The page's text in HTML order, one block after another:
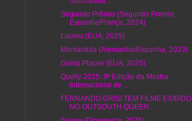
Segundo Prêmio (Segundo Premio,
Espanha/França, 2024)
Loulou (EUA, 2025)
Mamántula (Alemanha/Espanha, 2023)
Going Places (EUA, 2025)
Quelly 2025: 9ª Edição da Mostra
Internacional de ...
FERNANDO GRISI TEM FILME EXIBIDO
NO OUTSOUTH QUEER...